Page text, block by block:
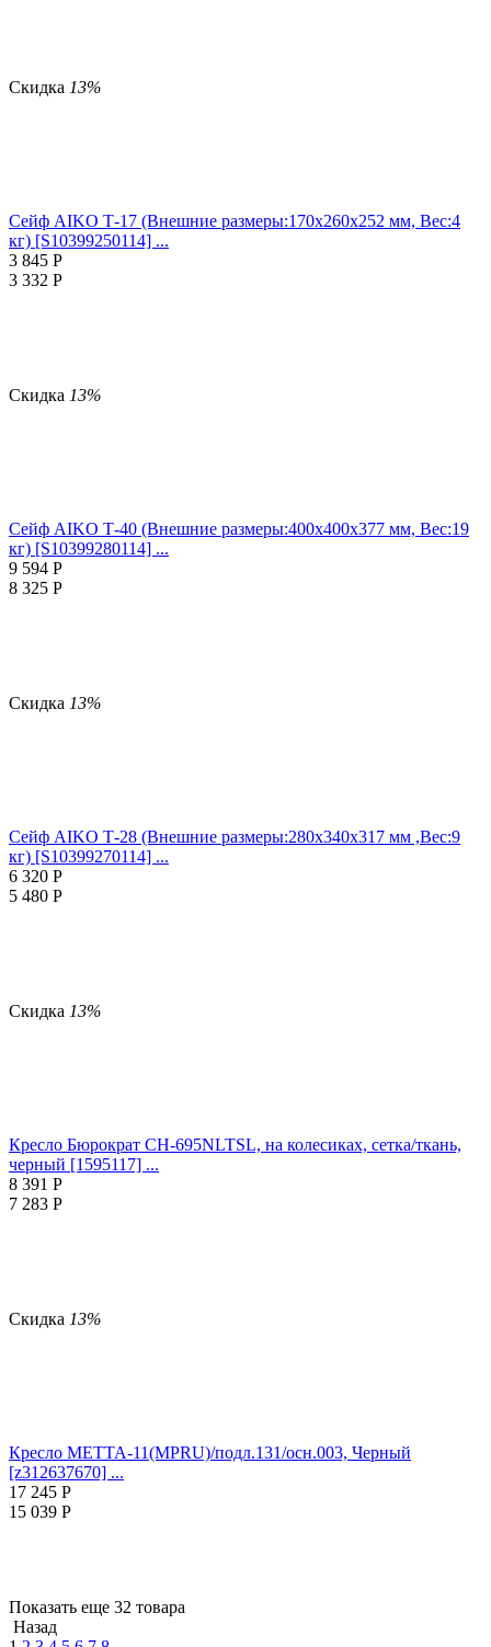
Скидка 13%
Сейф AIKO Т-17 (Внешние размеры:170х260х252 мм, Вес:4
кг) [S10399250114] ...
3 845 Р
3 332 Р
Скидка 13%
Сейф AIKO Т-40 (Внешние размеры:400х400х377 мм, Вес:19
кг) [S10399280114] ...
9 594 Р
8 325 Р
Скидка 13%
Сейф AIKO Т-28 (Внешние размеры:280х340х317 мм ,Вес:9
кг) [S10399270114] ...
6 320 Р
5 480 Р
Скидка 13%
Кресло Бюрократ CH-695NLTSL, на колесиках, сетка/ткань,
черный [1595117] ...
8 391 Р
7 283 Р
Скидка 13%
Кресло МЕТТА-11(MPRU)/подл.131/осн.003, Черный
[z312637670] ...
17 245 Р
15 039 Р
Показать еще 32 товара
Назад